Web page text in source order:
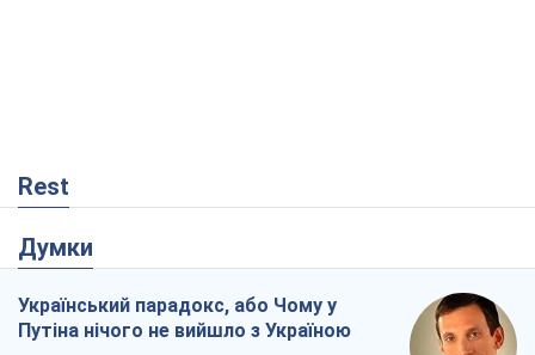
Rest
Думки
Український парадокс, або Чому у
Путіна нічого не вийшло з Україною